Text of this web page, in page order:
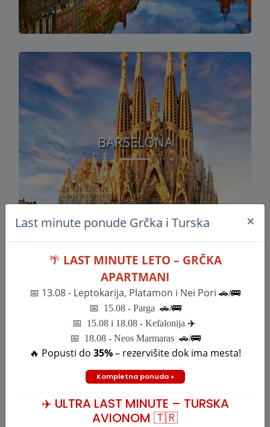
BARSELONA
DRESDEN
Last minute ponude Grčka i Turska ×
🌴 LAST MINUTE LETO – GRČKA
APARTMANI
📅 13.08 - Leptokarija, Platamon i Nei Pori 🚗/🚌
📅 15.08 - Parga 🚗/🚌
📅 15.08 i 18.08 - Kefalonija ✈️
📅 18.08 - Neos Marmaras 🚗/🚌
🔥 Popusti do 35%– rezervišite dok ima mesta!
Kompletna ponuda »
✈️ ULTRA LAST MINUTE – TURSKA
AVIONOM 🇹🇷